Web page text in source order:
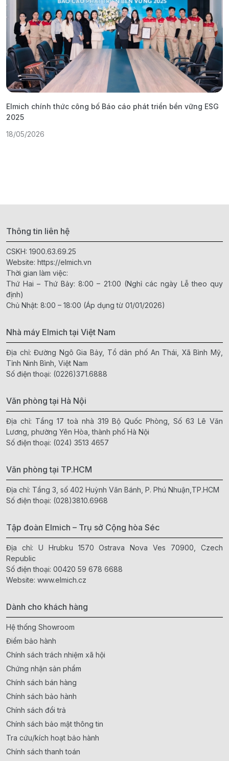
Elmich chính thức công bố Báo cáo phát triển bền vững ESG
2025
18/05/2026
Thông tin liên hệ
CSKH: 1900.63.69.25
Website: https://elmich.vn
Thời gian làm việc:
Thứ Hai – Thứ Bảy: 8:00 – 21:00 (Nghỉ các ngày Lễ theo quy
định)
Chủ Nhật: 8:00 – 18:00 (Áp dụng từ 01/01/2026)
Nhà máy Elmich tại Việt Nam
Địa chỉ: Đường Ngô Gia Bảy, Tổ dân phố An Thái, Xã Bình Mỹ,
Tỉnh Ninh Bình, Việt Nam
Số điện thoại: (0226)371.6888
Văn phòng tại Hà Nội
Địa chỉ: Tầng 17 toà nhà 319 Bộ Quốc Phòng, Số 63 Lê Văn
Lương, phường Yên Hòa, thành phố Hà Nội
Số điện thoại: (024) 3513 4657
Văn phòng tại TP.HCM
Địa chỉ: Tầng 3, số 402 Huỳnh Văn Bánh, P. Phú Nhuận,TP.HCM
Số điện thoại: (028)3810.6968
Tập đoàn Elmich – Trụ sở Cộng hòa Séc
Địa chỉ: U Hrubku 1570 Ostrava Nova Ves 70900, Czech
Republic
Số điện thoại: 00420 59 678 6688
Website: www.elmich.cz
Dành cho khách hàng
Hệ thống Showroom
Điểm bảo hành
Chính sách trách nhiệm xã hội
Chứng nhận sản phẩm
Chính sách bán hàng
Chính sách bảo hành
Chính sách đổi trả
Chính sách bảo mật thông tin
Tra cứu/kích hoạt bảo hành
Chính sách thanh toán